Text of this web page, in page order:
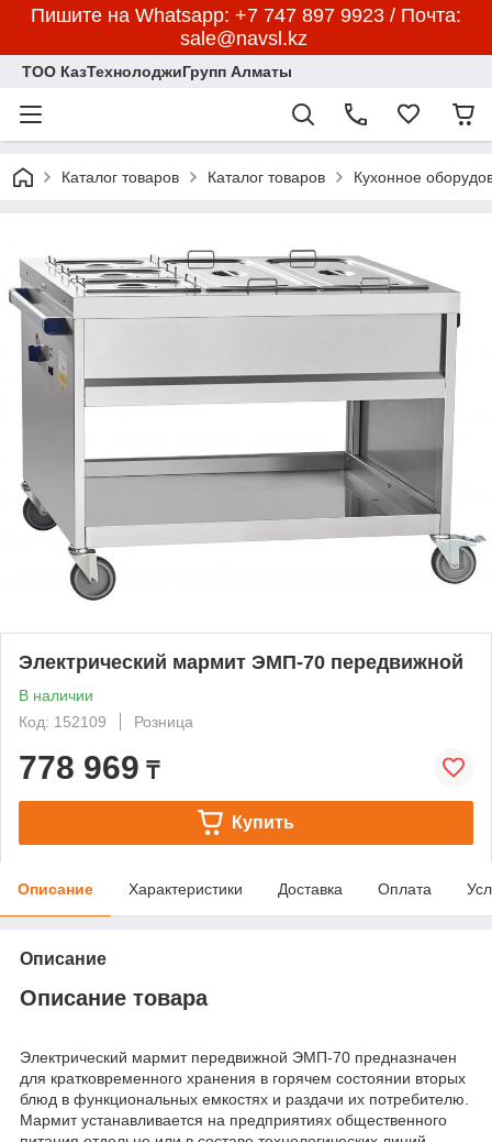
Пишите на Whatsapp: +7 747 897 9923 / Почта:
sale@navsl.kz
ТОО КазТехнолоджиГрупп Алматы
Каталог товаров Каталог товаров Кухонное
Электрический мармит ЭМП-70 передвижной
В наличии
Код: 152109
Розница
778 969 ₸
Купить
Описание Характеристики Доставка Оплата
Описание
Описание товара
Электрический мармит передвижной ЭМП-70 предназначен
для кратковременного хранения в горячем состоянии вторых
блюд в функциональных емкостях и раздачи их потребителю.
Мармит устанавливается на предприятиях общественного